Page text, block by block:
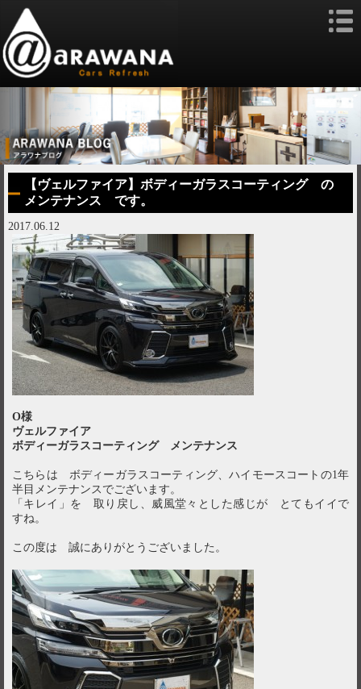
【ヴェルファイア】ボディーガラスコーティング の
メンテナンス です。
2017.06.12
O様
ヴェルファイア
ボディーガラスコーティング メンテナンス
こちらは ボディーガラスコーティング、ハイモースコートの1年
半目メンテナンスでございます。
「キレイ」を 取り戻し、威風堂々とした感じが とてもイイで
すね。
この度は 誠にありがとうございました。